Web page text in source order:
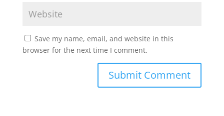
Save my name, email, and website in this
browser for the next time I comment.